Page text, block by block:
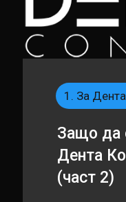
1. За
Защо да
Дента
(част 2)